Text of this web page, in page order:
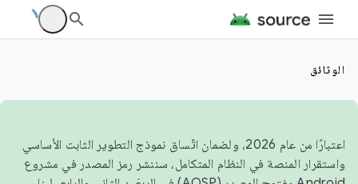
الوثائق
اعتبارًا من عام 2026، ولضمان اتّساق نموذج التطوير الثابت الأساسي
واستقرار المنصة في النظام المتكامل، سننشر رمز المصدر في مشروع